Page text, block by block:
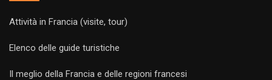
Attività in Francia (visite, tour)
Elenco delle guide turistiche
Il meglio della Francia e delle regioni francesi